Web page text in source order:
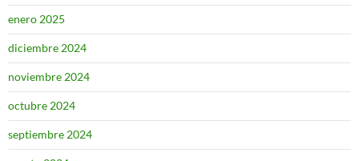
enero 2025
diciembre 2024
noviembre 2024
octubre 2024
septiembre 2024